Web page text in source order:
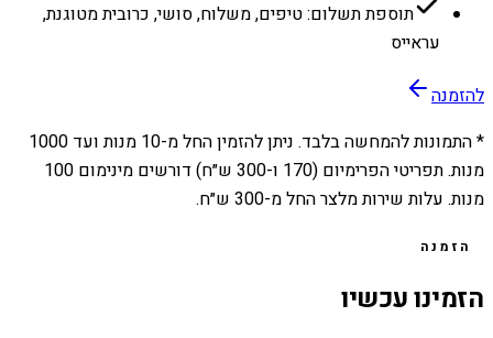
תוספת תשלום: טיפים, משלוח, סושי, כרובית מטוגנת,
עראייס
להזמנה
* התמונות להמחשה בלבד. ניתן להזמין החל מ-10 מנות ועד 1000
מנות. תפריטי הפרימיום (170 ו-300 ש״ח) דורשים מינימום 100
מנות. עלות שירות מלצר החל מ-300 ש״ח.
הזמנה
הזמינו עכשיו